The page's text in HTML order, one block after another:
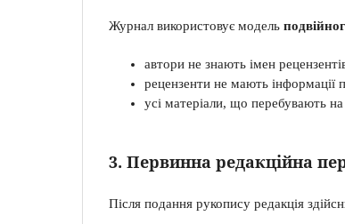
Журнал використовує модель
автори не знають імен
рецензенти не мають інформації
усі матеріали, що перебувають
3. Первинна редакційна
Після подання рукопису редакція